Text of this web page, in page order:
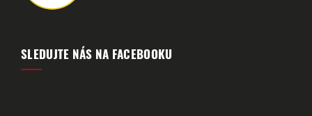
SLEDUJTE NÁS NA FACEBOOKU